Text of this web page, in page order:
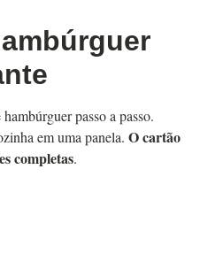
passo a passo.
em uma panela. O cartão
completas.